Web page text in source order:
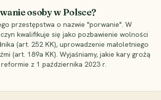
osoby w Polsce?
przestępstwa o nazwie "porwanie". W
kwalifikuje się jako pozbawienie wolności
(art. 252 KK), uprowadzenie małoletniego
(art. 189a KK). Wyjaśniamy, jakie kary grożą
z 1 października 2023 r.